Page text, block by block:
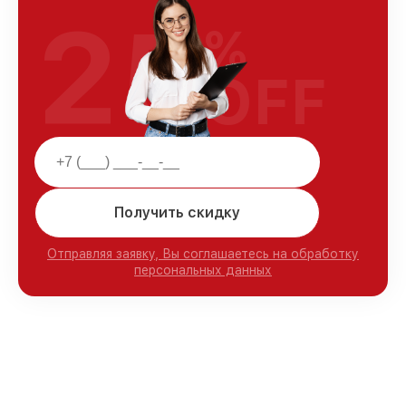
Получить скидку
Отправляя заявку, Вы соглашаетесь на обработку
персональных данных
25%
OFF